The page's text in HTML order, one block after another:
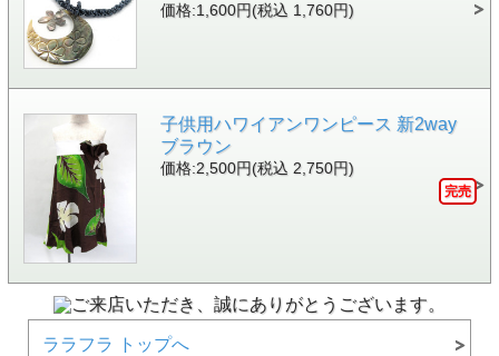
価格:1,600円(税込 1,760円)
子供用ハワイアンワンピース 新2way
ブラウン
価格:2,500円(税込 2,750円)
完売
ララフラ トップへ